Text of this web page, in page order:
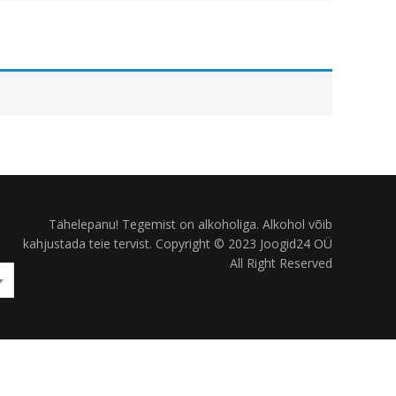
Tähelepanu! Tegemist on alkoholiga. Alkohol võib
kahjustada teie tervist. Copyright © 2023 Joogid24 OÜ
All Right Reserved